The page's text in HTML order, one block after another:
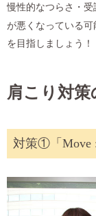
慢性的なつらさ・
が悪くなっている可
を目指しましょう！
肩こり対策
対策①「Move